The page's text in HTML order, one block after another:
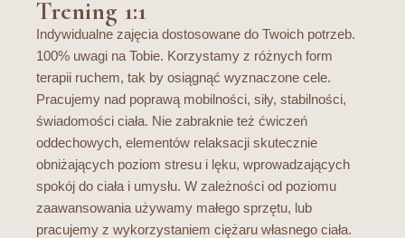
Trening 1:1
Indywidualne zajęcia dostosowane do Twoich potrzeb.
100% uwagi na Tobie. Korzystamy z różnych form
terapii ruchem, tak by osiągnąć wyznaczone cele.
Pracujemy nad poprawą mobilności, siły, stabilności,
świadomości ciała. Nie zabraknie też ćwiczeń
oddechowych, elementów relaksacji skutecznie
obniżających poziom stresu i lęku, wprowadzających
spokój do ciała i umysłu. W zależności od poziomu
zaawansowania używamy małego sprzętu, lub
pracujemy z wykorzystaniem ciężaru własnego ciała.